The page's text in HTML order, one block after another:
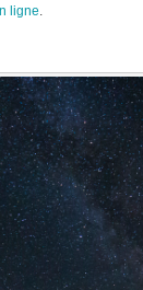
ligne